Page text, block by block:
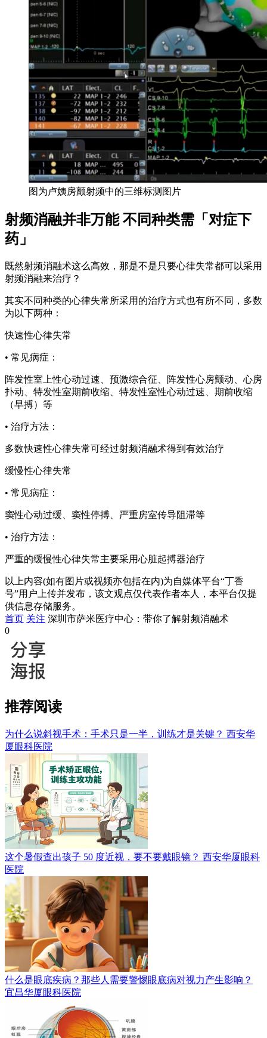
图为卢姨房颤射频中的三维标测图片
射频消融并非万能 不同种类需「对症下
药」
既然射频消融术这么高效，那是不是只要心律失常都可以采用
射频消融来治疗？
其实不同种类的心律失常所采用的治疗方式也有所不同，多数
为以下两种：
快速性心律失常
• 常见病症：
阵发性室上性心动过速、预激综合征、阵发性心房颤动、心房
扑动、特发性室期前收缩、特发性室性心动过速、期前收缩
（早搏）等
• 治疗方法：
多数快速性心律失常可经过射频消融术得到有效治疗
缓慢性心律失常
• 常见病症：
窦性心动过缓、窦性停搏、严重房室传导阻滞等
• 治疗方法：
严重的缓慢性心律失常主要采用心脏起搏器治疗
以上内容(如有图片或视频亦包括在内)为自媒体平台“丁香
号”用户上传并发布，该文观点仅代表作者本人，本平台仅提
供信息存储服务。
首页 关注 深圳市萨米医疗中心：带你了解射频消融术
0
推荐阅读
为什么说斜视手术：手术只是一半，训练才是关键？ 西安华
厦眼科医院
这个暑假查出孩子 50 度近视，要不要戴眼镜？ 西安华厦眼科
医院
什么是眼底疾病？那些人需要警惕眼底病对视力产生影响？
宜昌华厦眼科医院